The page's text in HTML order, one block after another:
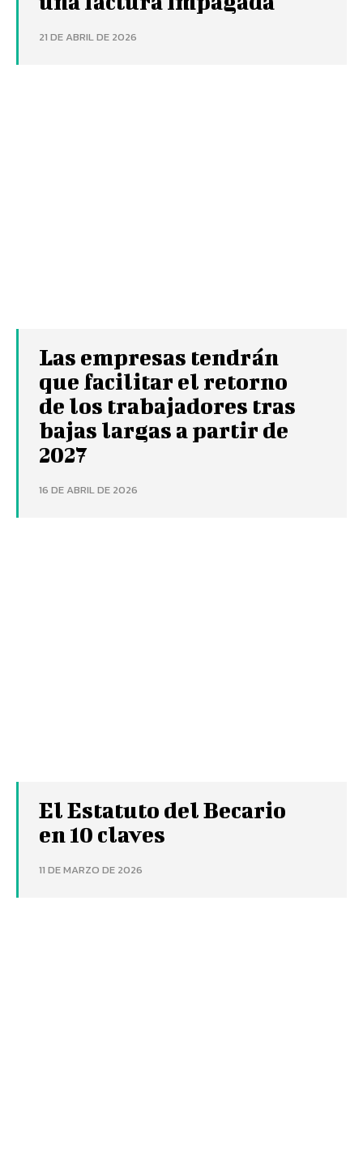
21 DE ABRIL DE 2026
Las empresas tendrán
que facilitar el retorno
de los trabajadores tras
bajas largas a partir de
2027
16 DE ABRIL DE 2026
El Estatuto del Becario
en 10 claves
11 DE MARZO DE 2026